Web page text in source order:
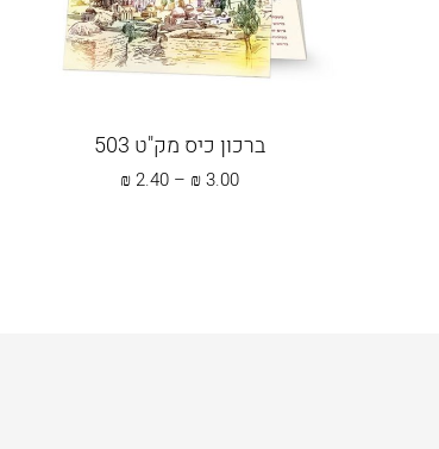
ברכון כיס מק"ט 503
2.40
₪ – 3.00
₪
טווח